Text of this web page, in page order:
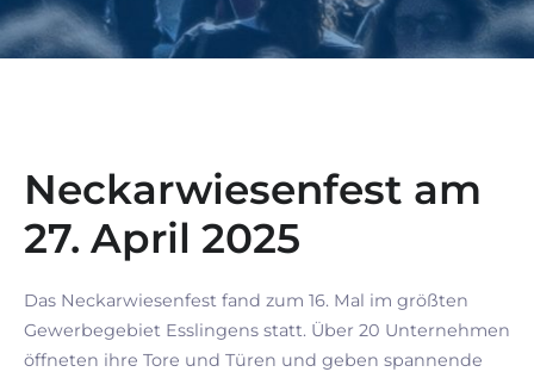
Neckarwiesenfest am
27. April 2025
Das Neckarwiesenfest fand zum 16. Mal im größten
Gewerbegebiet Esslingens statt. Über 20 Unternehmen
öffneten ihre Tore und Türen und geben spannende